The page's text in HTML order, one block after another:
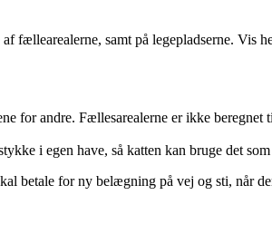
fællearealerne, samt på legepladserne. Vis
for andre. Fællesarealerne er ikke
i egen have, så katten kan bruge det
betale for ny belægning på vej og sti, når